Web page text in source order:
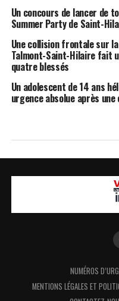
Un concours de lancer de
Summer Party de Saint-
Une collision frontale sur
Talmont-Saint-Hilaire fait
quatre blessés
Un adolescent de 14 ans
urgence absolue après une
NUMÉROS
MENTIONS LÉGALES ET